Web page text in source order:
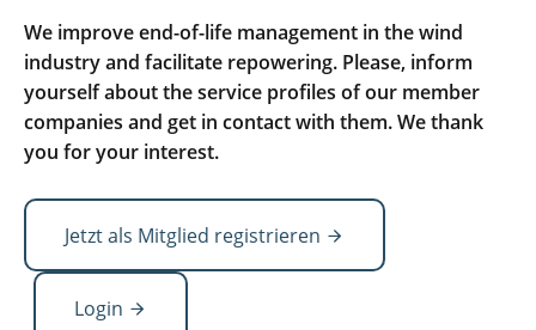
We improve end-of-life management in the wind
industry and facilitate repowering. Please, inform
yourself about the service profiles of our member
companies and get in contact with them. We thank
you for your interest.
Jetzt als Mitglied registrieren
Login